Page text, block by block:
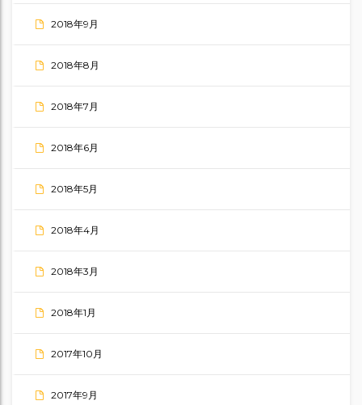
2018年9月
2018年8月
2018年7月
2018年6月
2018年5月
2018年4月
2018年3月
2018年1月
2017年10月
2017年9月